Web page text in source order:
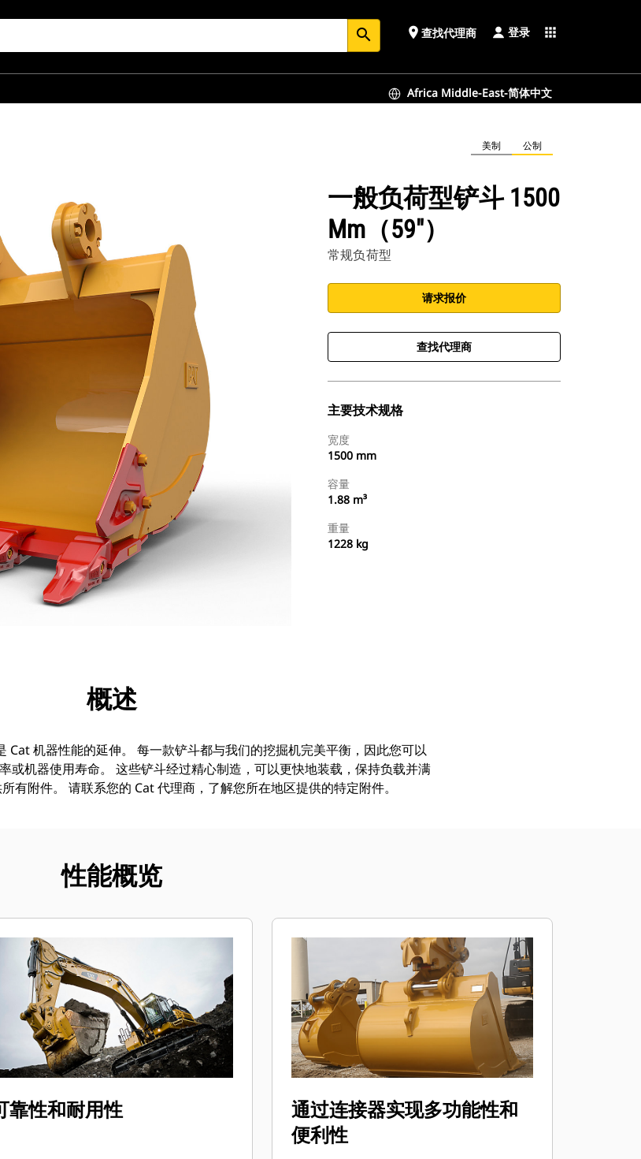
search place 查找代理商 登录 apps
Africa Middle-East-简体中文
美制 公制
一般负荷型铲斗 1500
Mm（59"）
常规负荷型
请求报价
查找代理商
主要技术规格
宽度
1500 mm
容量
1.88 m³
重量
1228 kg
展示
概述
Cat 机器性能的延伸。 每一款铲斗都与我们的挖掘机完美平衡，因此您可以
或机器使用寿命。 这些铲斗经过精心制造，可以更快地装载，保持负载并满
有附件。 请联系您的 Cat 代理商，了解您所在地区提供的特定附件。
性能概览
靠性和耐用性
通过连接器实现多功能性和
便利性